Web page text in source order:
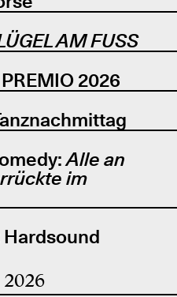
AM FUSS
2026
Alle an
im
Hardsound